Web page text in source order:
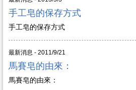
手工皂的保存方式
手工皂的保存方式
最新消息 - 2011/9/21
馬賽皂的由來：
馬賽皂的由來：